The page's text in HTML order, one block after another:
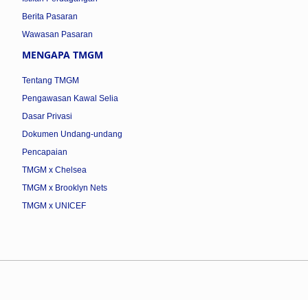
Berita Pasaran
Wawasan Pasaran
MENGAPA TMGM
Tentang TMGM
Pengawasan Kawal Selia
Dasar Privasi
Dokumen Undang-undang
Pencapaian
TMGM x Chelsea
TMGM x Brooklyn Nets
TMGM x UNICEF